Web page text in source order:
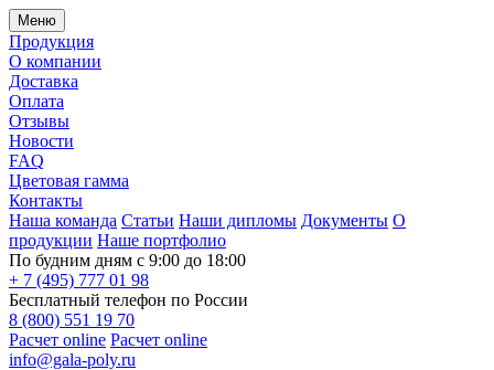
Меню
Продукция
О компании
Доставка
Оплата
Отзывы
Новости
FAQ
Цветовая гамма
Контакты
Наша команда Статьи Наши дипломы Документы О
продукции Наше портфолио
По будним дням с 9:00 до 18:00
+ 7 (495) 777 01 98
Бесплатный телефон по России
8 (800) 551 19 70
Расчет online Расчет online
info@gala-poly.ru